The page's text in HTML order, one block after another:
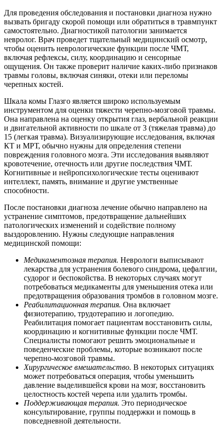
Для проведения обследования и постановки диагноза нужно
вызвать бригаду скорой помощи или обратиться в травмпункт
самостоятельно. Диагностикой патологии занимается
невролог. Врач проведет тщательный медицинский осмотр,
чтобы оценить неврологические функции после ЧМТ,
включая рефлексы, силу, координацию и сенсорные
ощущения. Он также проверит наличие каких-либо признаков
травмы головы, включая синяки, отеки или переломы
черепных костей.
Шкала комы Глазго является широко используемым
инструментом для оценки тяжести черепно-мозговой травмы.
Она направлена на оценку открытия глаз, вербальной реакции
и двигательной активности по шкале от 3 (тяжелая травма) до
15 (легкая травма). Визуализирующие исследования, включая
КТ и МРТ, обычно нужны для определения степени
повреждения головного мозга. Эти исследования выявляют
кровотечение, отечность или другие последствия ЧМТ.
Когнитивные и нейропсихологические тесты оценивают
интеллект, память, внимание и другие умственные
способности.
После постановки диагноза лечение обычно направлено на
устранение симптомов, предотвращение дальнейших
патологических изменений и содействие полному
выздоровлению. Нужны следующие направления
медицинской помощи:
Медикаментозная терапия. Неврологи выписывают
лекарства для устранения болевого синдрома, цефалгии,
судорог и беспокойства. В некоторых случаях могут
потребоваться медикаменты для уменьшения отека или
предотвращения образования тромбов в головном мозге.
Реабилитационная терапия. Она включает
физиотерапию, трудотерапию и логопедию.
Реабилитация помогает пациентам восстановить силы,
координацию и когнитивные функции после ЧМТ.
Специалисты помогают решить эмоциональные и
поведенческие проблемы, которые возникают после
черепно-мозговой травмы.
Хирургическое вмешательство. В некоторых ситуациях
может потребоваться операция, чтобы уменьшить
давление выделившейся крови на мозг, восстановить
целостность костей черепа или удалить тромбы.
Поддерживающая терапия. Это периодическое
консультирование, группы поддержки и помощь в
повседневной деятельности.